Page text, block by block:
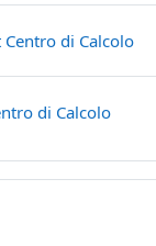
di Calcolo
di Calcolo